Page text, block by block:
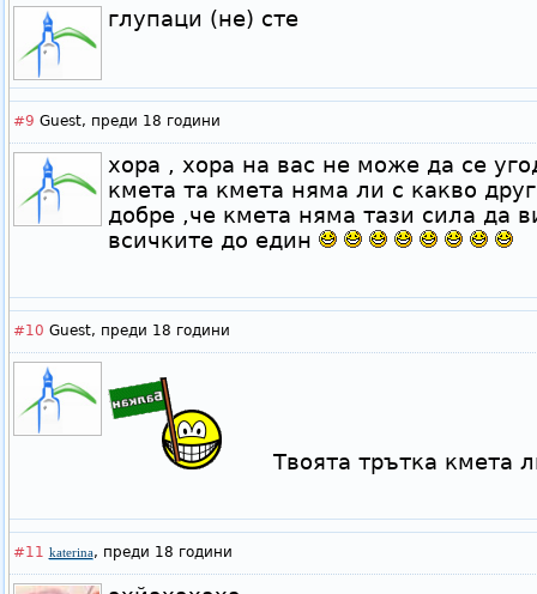
глупаци (не) сте
#9 Guest, преди 18 години
хора , хора на вас не може да се
кмета та кмета няма ли с какво
добре ,че кмета няма тази сила да
всичките до един
#10 Guest, преди 18 години
Твоята трътка кмета
#11 katerina, преди 18 години